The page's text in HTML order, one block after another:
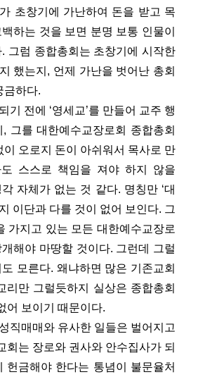
초창기에 가난하여 돈을 받고 목
하는 것을 보면 분명 보통 인물이
그럼 종합총회는 초창기에 시작한
했는지, 언제 가난을 벗어난 총회
금하다.
기 전에 ‘영세교’를 만들어 교주 행
그를 대한예수교장로회 종합총회
이 오로지 돈이 아쉬워서 목사로 만
도 스스로 책임을 져야 하지 않을
자체가 없는 것 같다. 명칭만 ‘대
이단과 다를 것이 없어 보인다. 그
가지고 있는 모든 대한예수교장로
해야 마땅할 것이다. 그런데 그럴
모른다. 왜냐하면 많은 기존교회
리만 그럴듯하지 실상은 종합총회
어 보이기 때문이다.
직매매와 유사한 일들은 벌어지고
회는 장로와 권사와 안수집사가 되
헌금해야 한다는 통념이 불문율처